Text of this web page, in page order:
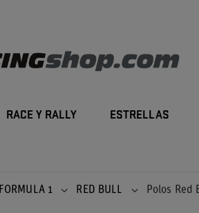
RACE Y RALLY ESTRELLAS
FORMULA 1 RED BULL Polos Red